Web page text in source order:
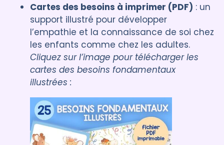
Cartes des besoins à imprimer (PDF) : un
support illustré pour développer
l’empathie et la connaissance de soi chez
les enfants comme chez les adultes.
Cliquez sur l’image pour télécharger les
cartes des besoins fondamentaux
illustrées :